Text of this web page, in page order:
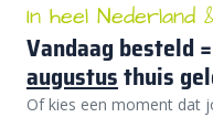
In heel Nederland
Vandaag besteld
augustusthuis
Of kies een moment dat